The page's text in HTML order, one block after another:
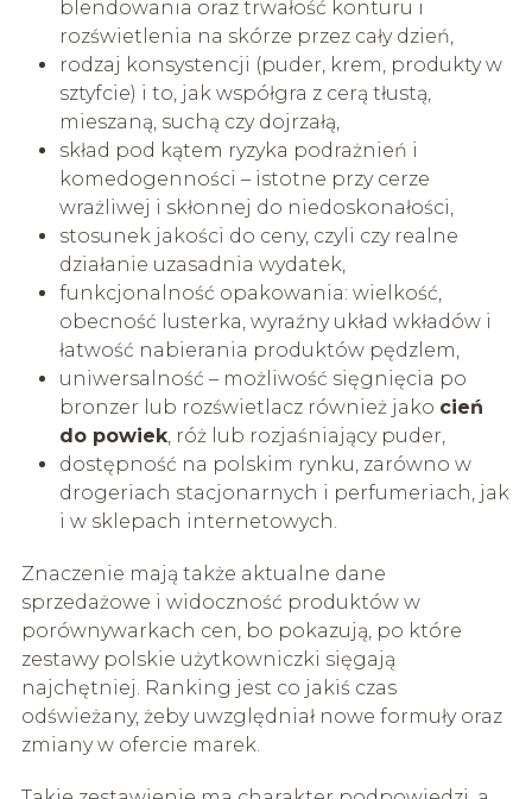
blendowania oraz trwałość konturu i
rozświetlenia na skórze przez cały dzień,
rodzaj konsystencji (puder, krem, produkty w
sztyfcie) i to, jak współgra z cerą tłustą,
mieszaną, suchą czy dojrzałą,
skład pod kątem ryzyka podrażnień i
komedogenności – istotne przy cerze
wrażliwej i skłonnej do niedoskonałości,
stosunek jakości do ceny, czyli czy realne
działanie uzasadnia wydatek,
funkcjonalność opakowania: wielkość,
obecność lusterka, wyraźny układ wkładów i
łatwość nabierania produktów pędzlem,
uniwersalność – możliwość sięgnięcia po
bronzer lub rozświetlacz również jako cień
do powiek, róż lub rozjaśniający puder,
dostępność na polskim rynku, zarówno w
drogeriach stacjonarnych i perfumeriach, jak
i w sklepach internetowych.
Znaczenie mają także aktualne dane
sprzedażowe i widoczność produktów w
porównywarkach cen, bo pokazują, po które
zestawy polskie użytkowniczki sięgają
najchętniej. Ranking jest co jakiś czas
odświeżany, żeby uwzględniał nowe formuły oraz
zmiany w ofercie marek.